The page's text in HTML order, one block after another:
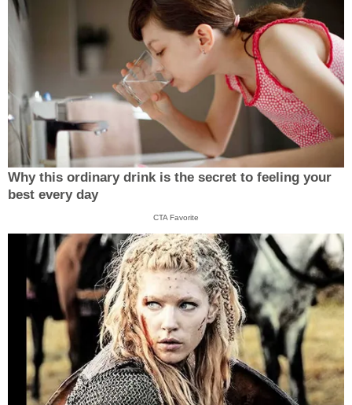
Why this ordinary drink is the secret to feeling your
best every day
CTA Favorite